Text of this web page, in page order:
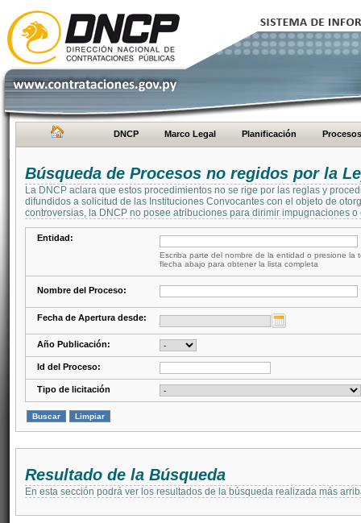
DNCP Marco Legal Planificación Procesos
Búsqueda de Procesos no regidos por la
La DNCP aclara que estos procedimientos no se rige por las reglas y
difundidos a solicitud de las Instituciones Convocantes con el objeto de
controversias, la DNCP no posee atribuciones para dirimir impugnaciones
Entidad:
Escriba parte del nombre de la entidad o presione la
flecha abajo para obtener la lista completa
Nombre del Proceso:
Fecha de Apertura desde:
Año Publicación:
Id del Proceso:
Tipo de licitación
Resultado de la Búsqueda
En esta sección podrá ver los resultados de la búsqueda realizada más